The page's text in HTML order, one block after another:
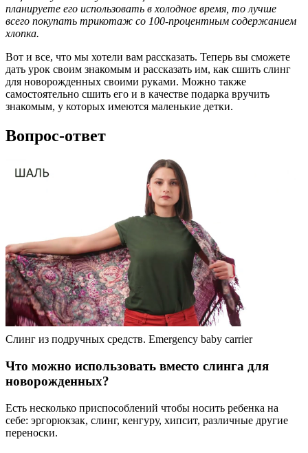
планируете его использовать в холодное время, то лучше
всего покупать трикотаж со 100-процентным содержанием
хлопка.
Вот и все, что мы хотели вам рассказать. Теперь вы сможете
дать урок своим знакомым и рассказать им, как сшить слинг
для новорожденных своими руками. Можно также
самостоятельно сшить его и в качестве подарка вручить
знакомым, у которых имеются маленькие детки.
Вопрос-ответ
Слинг из подручных средств. Emergency baby carrier
Что можно использовать вместо слинга для
новорожденных?
Есть несколько приспособлений чтобы носить ребенка на
себе: эргорюкзак, слинг, кенгуру, хипсит, различные другие
переноски.